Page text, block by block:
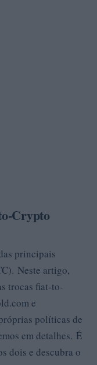
Crypto
principais
Neste artigo,
trocas fiat-to-
e
políticas de
em detalhes. É
dois e descubra o